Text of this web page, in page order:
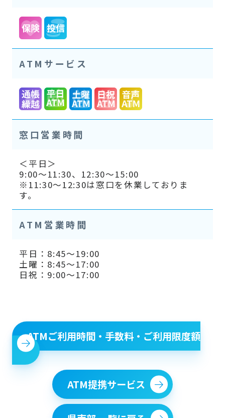
ATMサービス
窓口営業時間
＜平日＞
9:00～11:30、12:30～15:00
※11:30～12:30は窓口を休業しておりま
す。
ATM営業時間
平日：8:45～19:00
土曜：8:45～17:00
日祝：9:00～17:00
ATMご利用時間・手数料・ご利用限度額
ATM提携サービス